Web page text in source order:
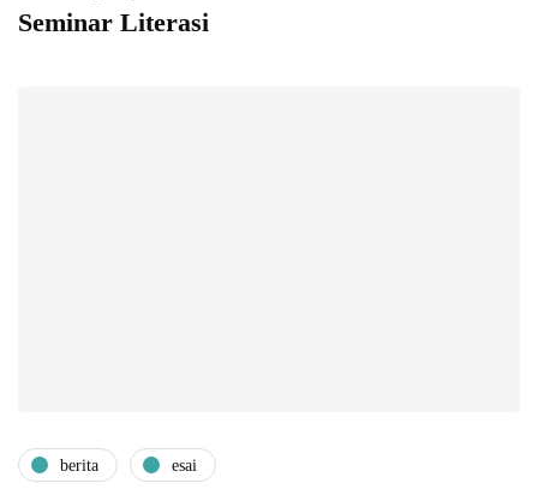
Seminar Literasi
berita esai